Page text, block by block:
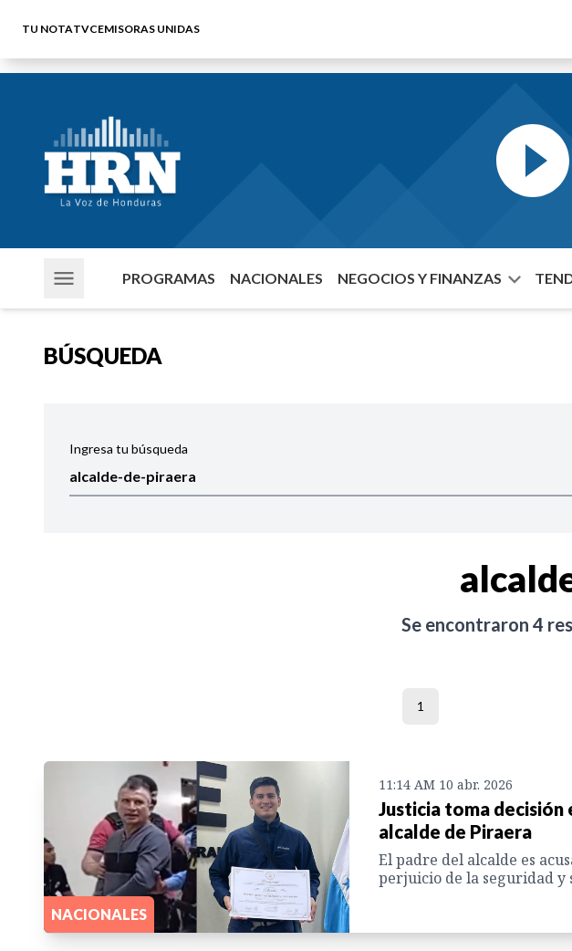
TU NOTATVCEMISORAS UNIDAS
PROGRAMAS NACIONALES NEGOCIOS Y FINANZAS
BÚSQUEDA
Ingresa tu búsqueda
Se encontraron4
1
NACIONALES
11:14 AM 10 abr. 2026
Justicia toma decisión
alcalde de Piraera
El padre del alcalde es
perjuicio de la seguridad y